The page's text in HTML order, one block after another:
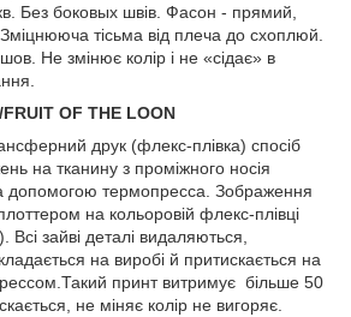
Без боковых швів. Фасон - прямий,
тісьма від плеча до схоплюй.
Не змінює колір і не «сідає» в
OF THE LOON
друк (флекс-плівка) спосіб
на тканину з проміжного носія
допомогою термопресса. Зображення
на кольоровій флекс-плівці
зайві деталі видаляються,
на виробі й притискається на
принт витримує більше 50
не міняє колір не вигоряє.